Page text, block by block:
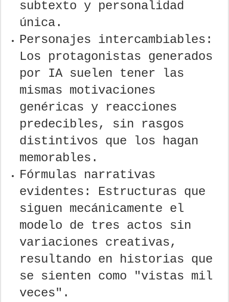
subtexto y personalidad
única.
Personajes intercambiables:
Los protagonistas generados
por IA suelen tener las
mismas motivaciones
genéricas y reacciones
predecibles, sin rasgos
distintivos que los hagan
memorables.
Fórmulas narrativas
evidentes: Estructuras que
siguen mecánicamente el
modelo de tres actos sin
variaciones creativas,
resultando en historias que
se sienten como "vistas mil
veces".